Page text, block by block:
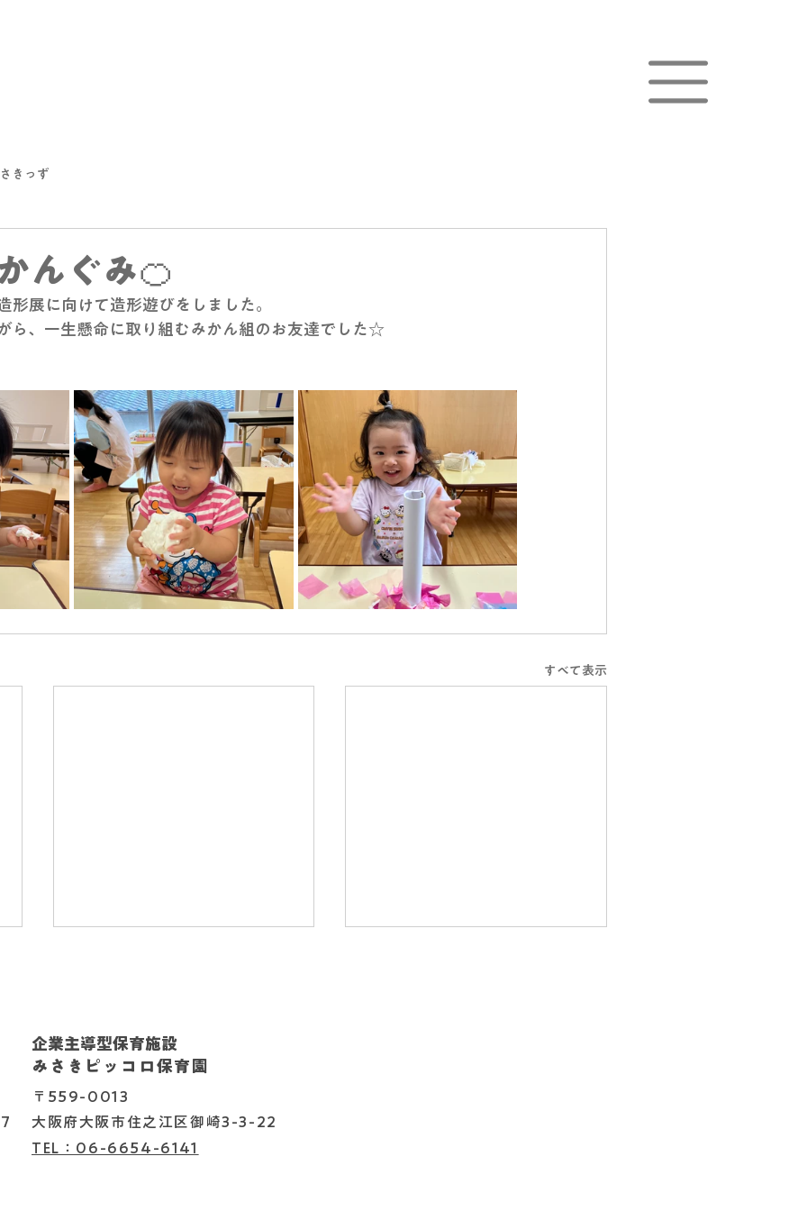
きっず
んぐみ🍊
形展に向けて造形遊びをしました。
ら、一生懸命に取り組むみかん組のお友達でした☆
すべて表示
2月のTOTクラブ(*^-^*)
企業主導型保育施設
みさきピッコロ保育園
〒559-0013
大阪府大阪市住之江区御崎3-3-22
TEL：06-6654-6141